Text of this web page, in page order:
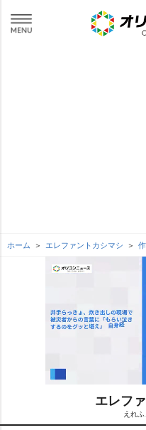
ホーム エレファントカシマシ
エレフ
えれ